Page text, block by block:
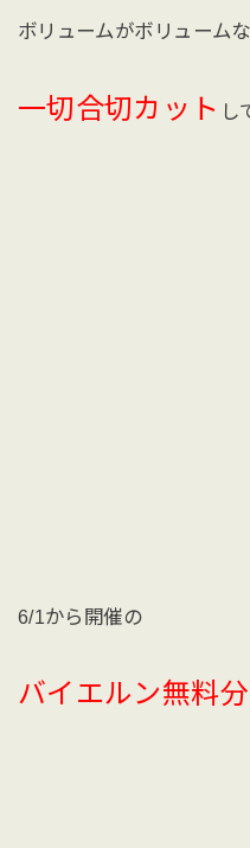
ボリュームがボリューム
一切合切カット し
6/1から開催の
バイエルン無料分